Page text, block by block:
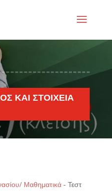
ΚΑΙ ΣΤΟΙΧΕΊΑ
Μαθηματικά- Τεστ